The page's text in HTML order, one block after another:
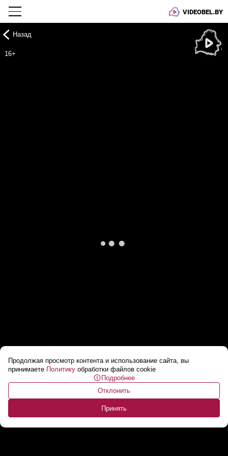
VIDEOBEL.BY
Продолжая просмотр контента и использование сайта, вы
принимаете Политику обработки файлов cookie
Подробнее
Отклонить
Принять
Назад
16+
ПАНЧЕНКО ПРО УКРАИНУ И БЕЛАРУСЬ! //
Как разошлись пути стран?...